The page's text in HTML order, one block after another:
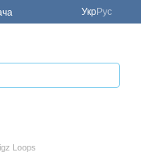
УкрРус
Loops